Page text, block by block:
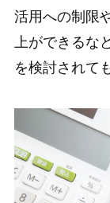
活用への制限
上ができるな
を検討されて